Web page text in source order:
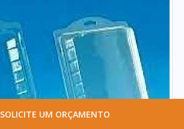
SOLICITE UM ORÇAMENTO